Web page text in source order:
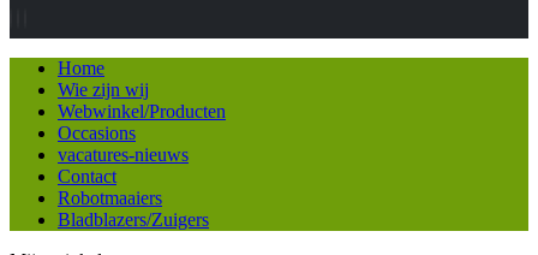
Home
Wie zijn wij
Webwinkel/Producten
Occasions
vacatures-nieuws
Contact
Robotmaaiers
Bladblazers/Zuigers